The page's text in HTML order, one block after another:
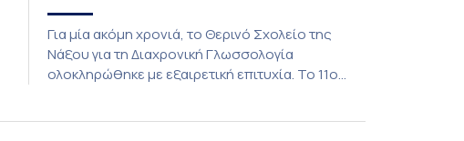
Για μία ακόμη χρονιά, το Θερινό Σχολείο της
Νάξου για τη Διαχρονική Γλωσσολογία
ολοκληρώθηκε με εξαιρετική επιτυχία. Το 11ο